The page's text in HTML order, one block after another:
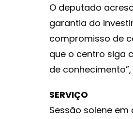
O deputado
garantia do
compromisso de
que o centro siga
de
SERVIÇO
Sessão solene